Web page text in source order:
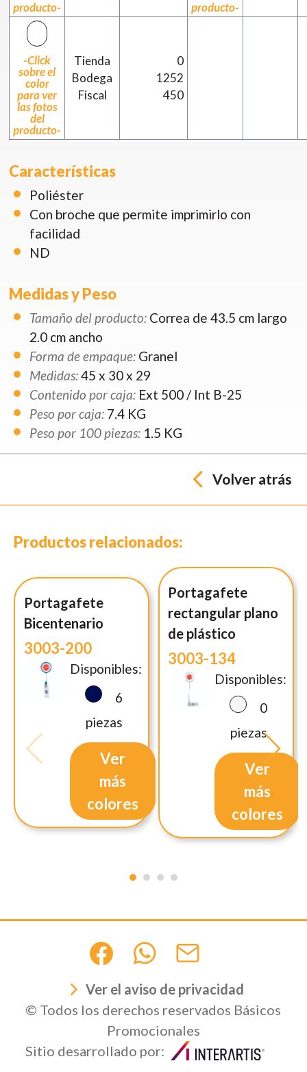
producto-
producto-
-Click
sobre el
color
para ver
las fotos
del
producto-
Tienda
Bodega
Fiscal
0
1252
450
Características
Poliéster
Con broche que permite imprimirlo con
facilidad
ND
Medidas y Peso
Tamaño del producto: Correa de 43.5 cm largo
2.0 cm ancho
Forma de empaque: Granel
Medidas:45 x 30 x 29
Contenido por caja: Ext 500 / Int B-25
Peso por caja: 7.4 KG
Peso por 100 piezas: 1.5 KG
Volver atrás
Productos relacionados:
Portagafete
Bicentenario
3003-200
Disponibles:
6
piezas
Ver
más
colores
Portagafete
rectangular plano
de plástico
3003-134
Disponibles:
0
piezas
Ver
más
colores
Ver el aviso de privacidad
© Todos los derechos reservados Básicos
Promocionales
Sitio desarrollado por: